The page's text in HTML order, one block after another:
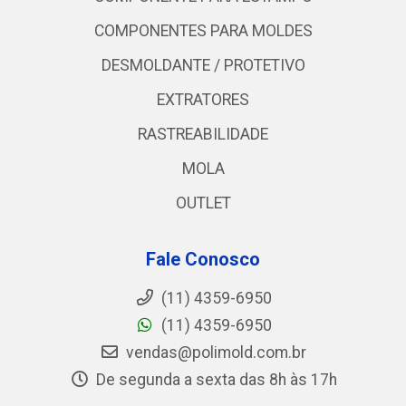
COMPONENTES PARA MOLDES
DESMOLDANTE / PROTETIVO
EXTRATORES
RASTREABILIDADE
MOLA
OUTLET
Fale Conosco
(11) 4359-6950
(11) 4359-6950
vendas@polimold.com.br
De segunda a sexta das 8h às 17h